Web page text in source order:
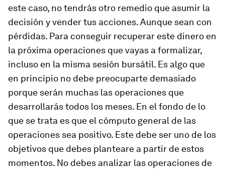
este caso, no tendrás otro remedio que asumir la
decisión yvender tus acciones. Aunque sean con
pérdidas. Para conseguir recuperar este dinero en
la próxima operaciones que vayas a formalizar,
incluso en la misma sesión bursátil. Es algo que
en principio no debe preocuparte demasiado
porque serán muchas las operaciones que
desarrollarás todos los meses. En el fondo de lo
que se trata es que el cómputo general de las
operaciones sea positivo. Este debe ser uno de los
objetivos que debes planteare a partir de estos
momentos. No debes analizar las operaciones de